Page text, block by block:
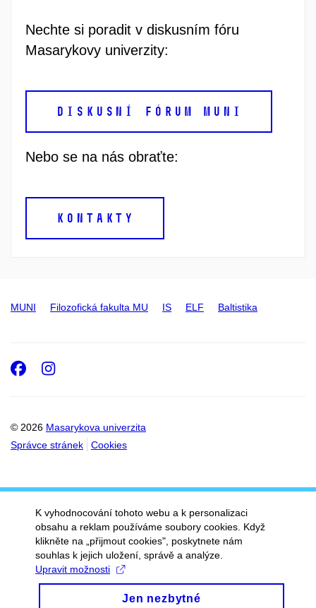
Nechte si poradit v diskusním fóru
Masarykovy univerzity:
DISKUSNÍ FÓRUM MUNI
Nebo se na nás obraťte:
KONTAKTY
MUNI Filozofická fakulta MU IS ELF Baltistika
© 2026 Masarykova univerzita
Správce stránek
Cookies
Facebook
Instagram
K vyhodnocování tohoto webu a k personalizaci
obsahu a reklam používáme soubory cookies. Když
klikněte na „přijmout cookies", poskytnete nám
souhlas k jejich uložení, správě a analýze.
Upravit možnosti
Jen nezbytné